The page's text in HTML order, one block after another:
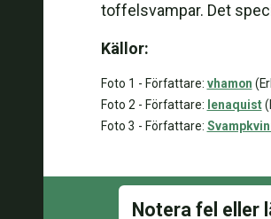
toffelsvampar. Det
Källor:
Foto 1 - Författare: vhamon
Foto 2 - Författare: lenaquist
Foto 3 - Författare: